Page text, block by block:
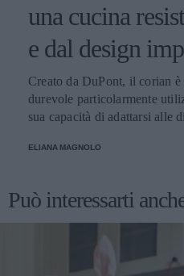
una cucina
e dal design
Creato da DuPont, il corian è
durevole particolarmente
sua capacità di adattarsi alle
perché è adatto alla cucina di
ELIANA MAGNOLO
Può interessarti